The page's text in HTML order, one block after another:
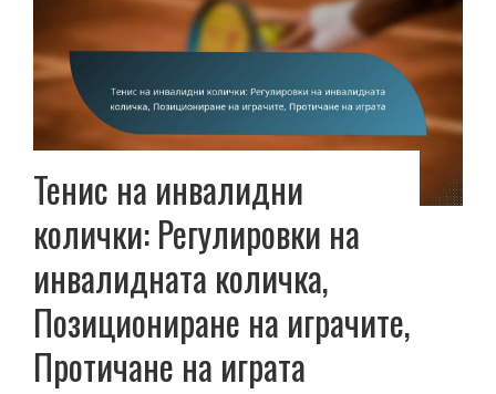
Тенис на инвалидни
колички: Регулировки на
инвалидната количка,
Позициониране на играчите,
Протичане на играта